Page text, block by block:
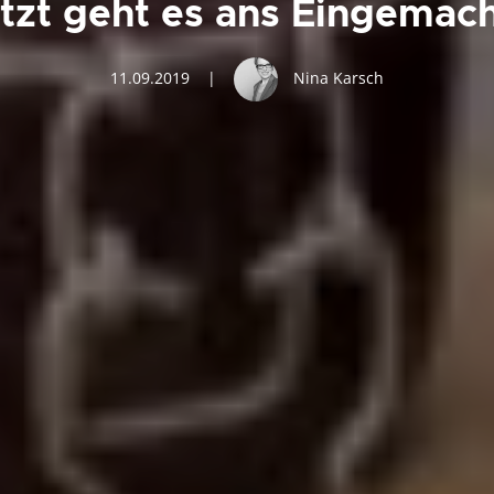
geht es ans
11.09.2019 | Nina Karsch